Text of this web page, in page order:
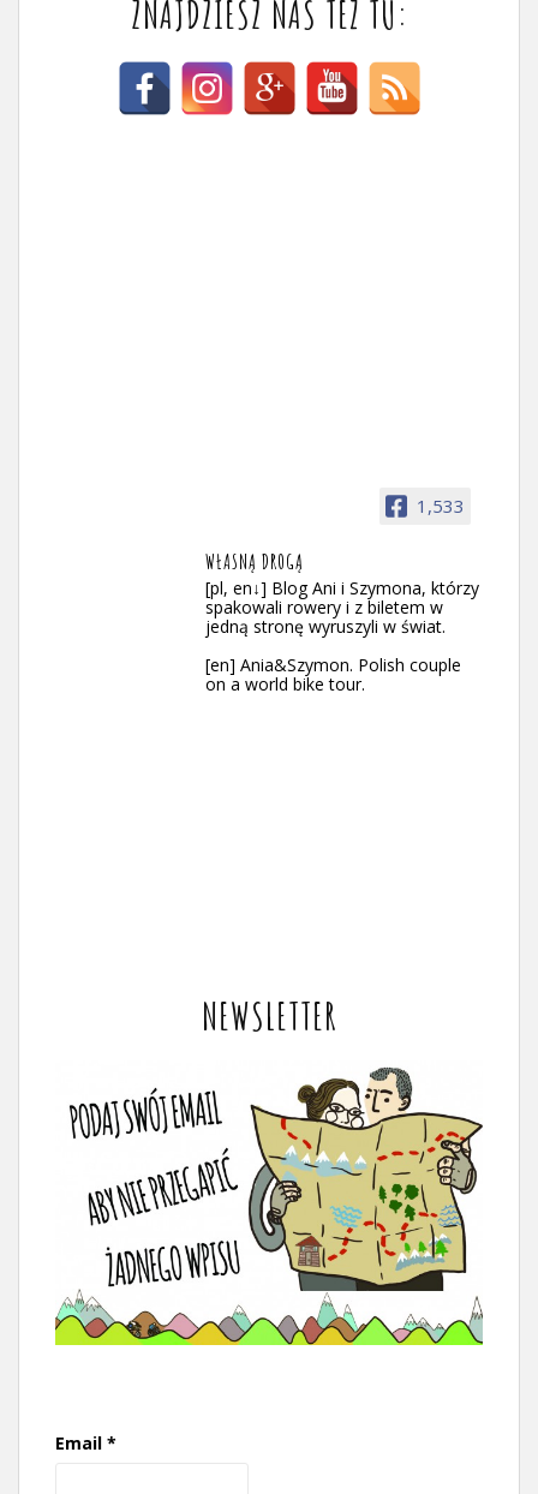
ZNAJDZIESZ NAS TEŻ TU:
1,533
WŁASNĄ DROGĄ
[pl, en↓] Blog Ani i Szymona, którzy
spakowali rowery i z biletem w
jedną stronę wyruszyli w świat.
[en] Ania&Szymon. Polish couple
on a world bike tour.
NEWSLETTER
Email *